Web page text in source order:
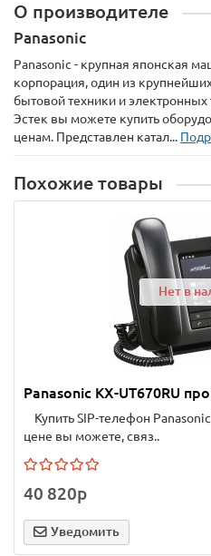
О производителе
Panasonic
Panasonic - крупная японская
корпорация, один из
бытовой техники и электронных
Эстек вы можете купить
ценам. Представлен катал...
Похожие товары
Нет в
Panasonic KX-UT670RU
Купить SIP-телефон
цене вы можете, связ..
40 820p
Уведомить